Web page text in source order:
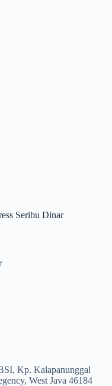
Seribu Dinar
Kp. Kalapanunggal
West Java 46184